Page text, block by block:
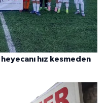
hız kesmeden